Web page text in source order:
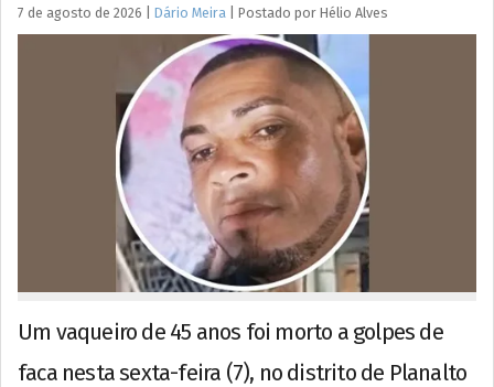
7 de agosto de 2026 Dário Meira Postado por Hélio Alves
Um vaqueiro de 45 anos foi morto a golpes de
faca nesta sexta-feira (7), no distrito de Planalto